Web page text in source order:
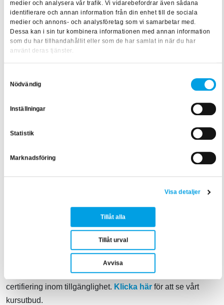
medier och analysera vår trafik. Vi vidarebefordrar även sådana
identifierare och annan information från din enhet till de sociala
medier och annons- och analysföretag som vi samarbetar med.
Dessa kan i sin tur kombinera informationen med annan information
som du har tillhandahållit eller som de har samlat in när du har
använt deras tjänster.
Nödvändig
Inställningar
Statistik
Marknadsföring
Visa detaljer
Tillåt alla
Tillåt urval
Avvisa
praktisk erfarenhet och lämplighet för uppgiften, krav som
gås igenom på BFAB: s certifieringsförberedande
utbildning.
Att som fastighetsägare och förvaltare säkerställa
och hållbara vilket höjer marknadsvärde och
alla människor att trivas i och ger förutsättningar för
tillgänglighet gör också att du uppfyller myndighetskrav och
Det är byggherrar och fastighetsägare som har högsta
ansvaret för att samhällskraven inom tillgänglighet uppfylls,
Är du nyfiken och vill veta mer?
BFAB tillhandahåller baskurser och utbildning inför
certifiering inom tillgänglighet. Klicka här för att se vårt
kursutbud.